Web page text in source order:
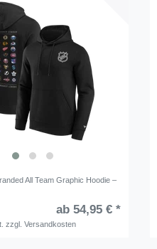
All Team Graphic Hoodie –
ab 54,95 € *
zzgl.Versandkosten